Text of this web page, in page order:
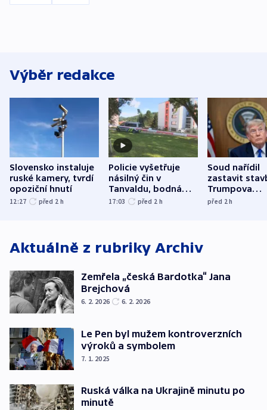
Výběr redakce
Slovensko instaluje
ruské kamery, tvrdí
opoziční hnutí
12:27 před 2 h
Policie vyšetřuje
násilný čin v
Tanvaldu, bodná
zranění při něm
17:03 před 2 h
Soud nařídil
zastavit
Trumpova
tanečního
před 2h
Aktuálně z rubriky Archiv
Zemřela „česká Bardotka“ Jana
Brejchová
6. 2. 2026 6. 2. 2026
Le Pen byl mužem kontroverzních
výroků a symbolem
7. 1. 2025
Ruská válka na Ukrajině minutu po
minutě